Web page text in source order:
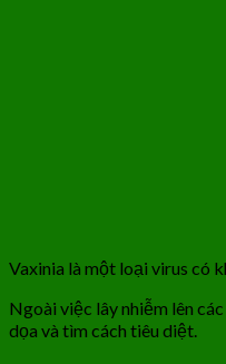
Vaxinia là một loại virus có
Ngoài việc lây nhiễm lên
dọa và tìm cách tiêu diệt.